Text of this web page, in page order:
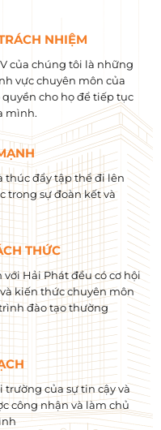
NHIỆM
của chúng tôi là những
vực chuyên môn của
cho họ để tiếp tục
mình.
thúc đẩy tập thể đi lên
trong sự đoàn kết và
THỨC
Hải Phát đều có cơ hội
kiến ​​thức chuyên môn
đào tạo thường
của sự tin cậy và
công nhận và làm chủ